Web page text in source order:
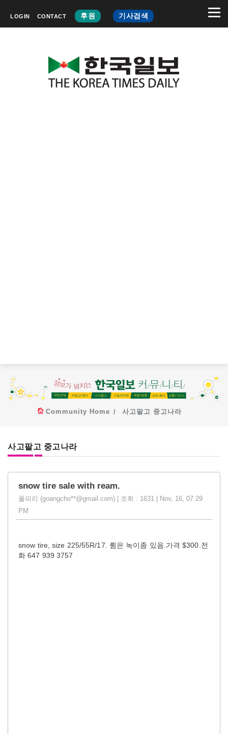
LOGIN CONTACT 후원 기사검색
Community Home 사고팔고 중고나라
사고팔고 중고나라
snow tire sale with ream.
풀피리 (goangcho**@gmail.com) | 조회 : 1631 | Nov, 16, 07:29
PM
snow tire, size 225/55R/17. 륌은 녹이좀 있음.가격 $300.전
화 647 939 3757